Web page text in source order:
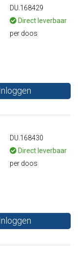
DU.168429
Direct leverbaar
per doos
DU.168430
Direct leverbaar
per doos